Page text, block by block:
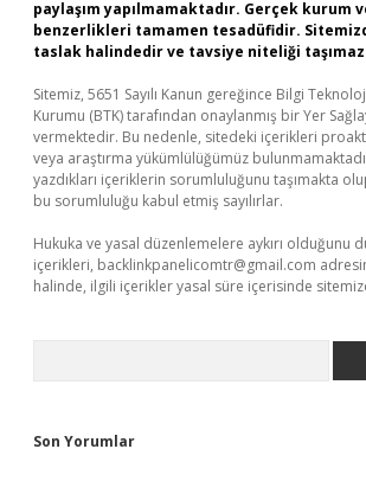
paylaşım yapılmamaktadır. Gerçek kurum
benzerlikleri tamamen tesadüfidir.
taslak halindedir ve tavsiye niteliği
Sitemiz, 5651 Sayılı Kanun gereğince Bilgi
Kurumu (BTK) tarafından onaylanmış bir Yer
vermektedir. Bu nedenle, sitedeki içerikleri
veya araştırma yükümlülüğümüz
yazdıkları içeriklerin sorumluluğunu taşımakta
bu sorumluluğu kabul etmiş sayılırlar.
Hukuka ve yasal düzenlemelere aykırı olduğunu
içerikleri, backlinkpanelicomtr@gmail.com
halinde, ilgili içerikler yasal süre içerisinde
Son Yorumlar